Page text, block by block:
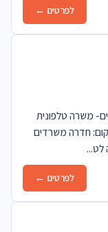
לפרטים ←
משרה טלפונית
חדרה משרדים
לפרטים ←